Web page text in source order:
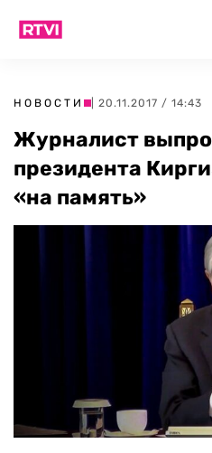
НОВОСТИ | 20.11.2017 / 14:43
Журналист
президента
«на память»